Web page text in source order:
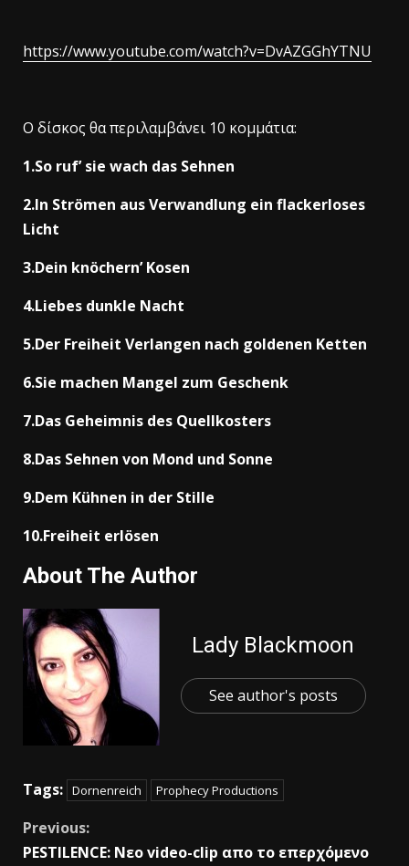
https://www.youtube.com/watch?v=DvAZGGhYTNU
Ο δίσκος θα περιλαμβάνει 10 κομμάτια:
1.So ruf’ sie wach das Sehnen
2.In Strömen aus Verwandlung ein flackerloses
Licht
3.Dein knöchern’ Kosen
4.Liebes dunkle Nacht
5.Der Freiheit Verlangen nach goldenen Ketten
6.Sie machen Mangel zum Geschenk
7.Das Geheimnis des Quellkosters
8.Das Sehnen von Mond und Sonne
9.Dem Kühnen in der Stille
10.Freiheit erlösen
About The Author
Lady Blackmoon
See author's posts
Tags: Dornenreich Prophecy Productions
Previous:
PESTILENCE: Νεο video-clip απο το επερχόμενο